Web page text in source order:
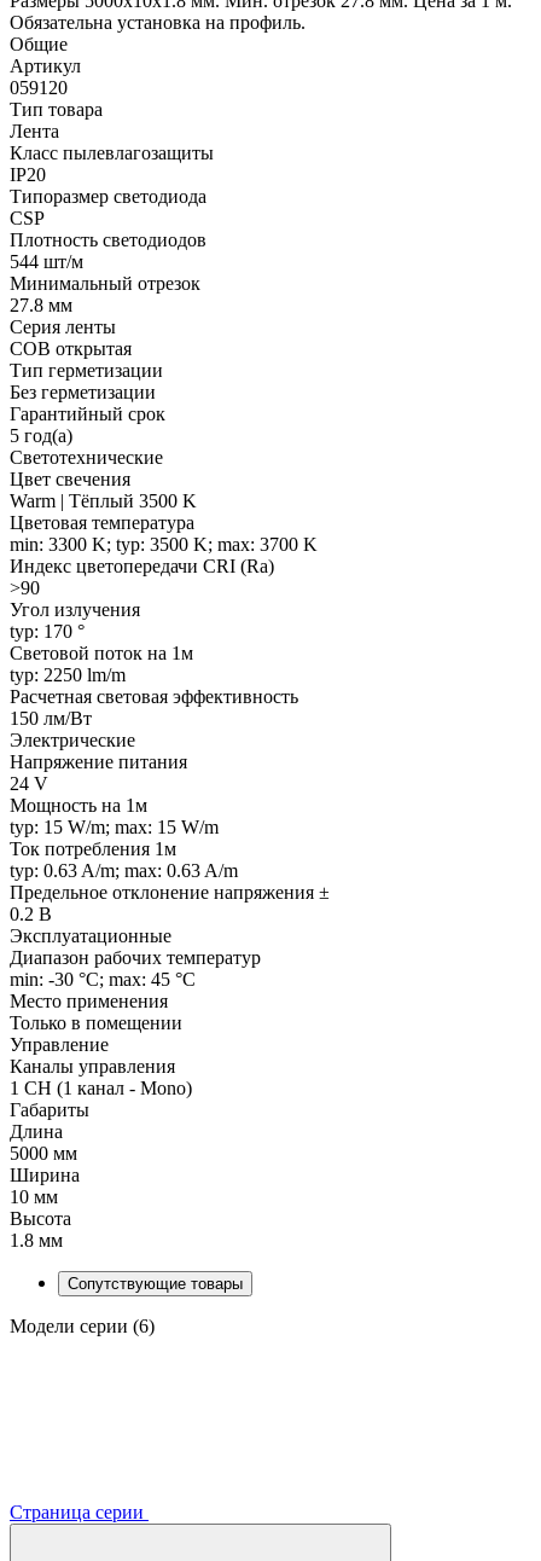
Обязательна установка на профиль.
Общие
Артикул
059120
Тип товара
Лента
Класс пылевлагозащиты
IP20
Типоразмер светодиода
CSP
Плотность светодиодов
544 шт/м
Минимальный отрезок
27.8 мм
Серия ленты
COB открытая
Тип герметизации
Без герметизации
Гарантийный срок
5 год(а)
Светотехнические
Цвет свечения
Warm | Тёплый 3500 K
Цветовая температура
min: 3300 K; typ: 3500 K; max: 3700 K
Индекс цветопередачи CRI (Ra)
>90
Угол излучения
typ: 170 °
Световой поток на 1м
typ: 2250 lm/m
Расчетная световая эффективность
150 лм/Вт
Электрические
Напряжение питания
24 V
Мощность на 1м
typ: 15 W/m; max: 15 W/m
Ток потребления 1м
typ: 0.63 A/m; max: 0.63 A/m
Предельное отклонение напряжения ±
0.2 В
Эксплуатационные
Диапазон рабочих температур
min: -30 °C; max: 45 °C
Место применения
Только в помещении
Управление
Каналы управления
1 CH (1 канал - Mono)
Габариты
Длина
5000 мм
Ширина
10 мм
Высота
1.8 мм
Сопутствующие товары
Модели серии (6)
Страница серии